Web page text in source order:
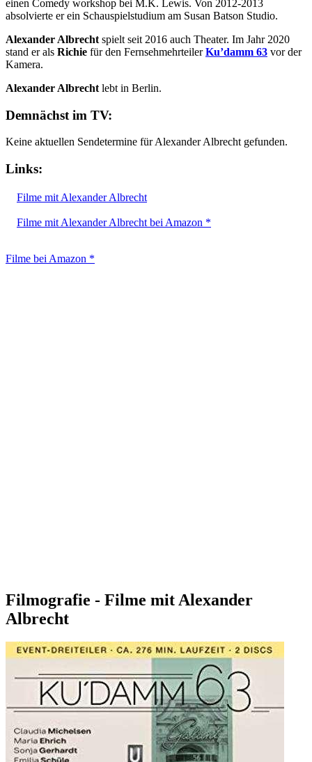
einen Comedy workshop bei M.K. Lewis. Von 2012-2013
absolvierte er ein Schauspielstudium am Susan Batson Studio.
Alexander Albrecht spielt seit 2016 auch Theater. Im Jahr 2020
stand er als Richie für den FernsehmehrteilerKu’damm 63 vor der
Kamera.
Alexander Albrecht lebt in Berlin.
Demnächst im TV:
Keine aktuellen Sendetermine für Alexander Albrecht gefunden.
Links:
Filme mit Alexander Albrecht
Filme mit Alexander Albrecht bei Amazon *
Filme bei Amazon *
Filmografie - Filme mit Alexander
Albrecht